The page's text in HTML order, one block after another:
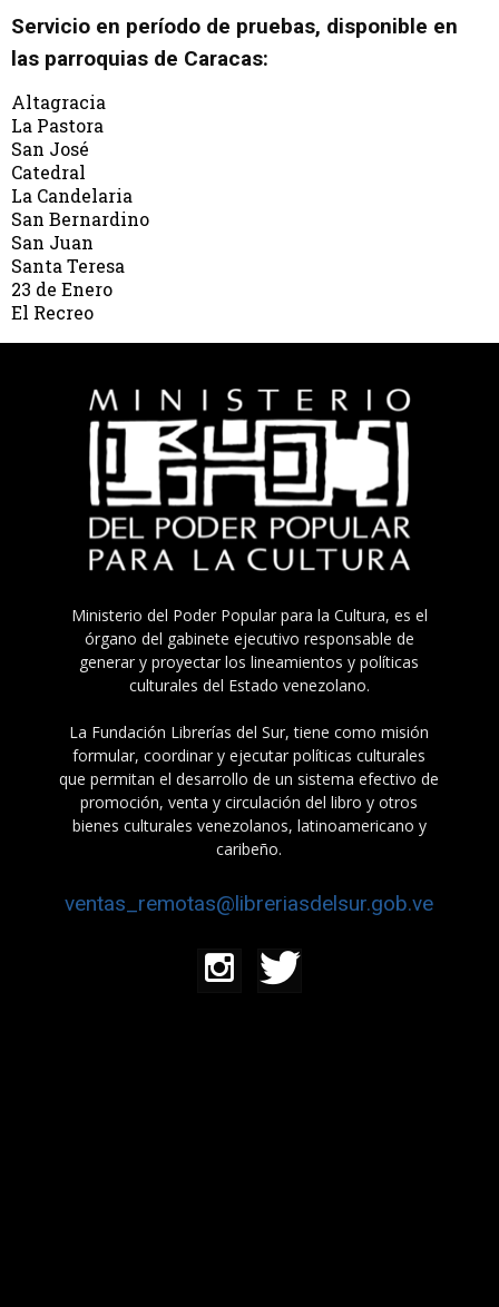
Servicio en período de pruebas, disponible en
las parroquias de Caracas:
Altagracia
La Pastora
San José
Catedral
La Candelaria
San Bernardino
San Juan
Santa Teresa
23 de Enero
El Recreo
Ministerio del Poder Popular para la Cultura, es el
órgano del gabinete ejecutivo responsable de
generar y proyectar los lineamientos y políticas
culturales del Estado venezolano.
La Fundación Librerías del Sur, tiene como misión
formular, coordinar y ejecutar políticas culturales
que permitan el desarrollo de un sistema efectivo de
promoción, venta y circulación del libro y otros
bienes culturales venezolanos, latinoamericano y
caribeño.
ventas_remotas@libreriasdelsur.gob.ve